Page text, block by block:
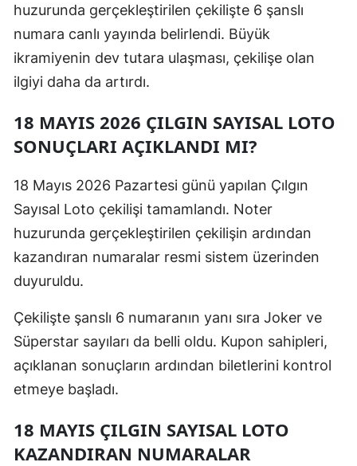
huzurunda gerçekleştirilen çekilişte 6 şanslı
numara canlı yayında belirlendi. Büyük
ikramiyenin dev tutara ulaşması, çekilişe olan
ilgiyi daha da artırdı.
18 MAYIS 2026 ÇILGIN SAYISAL LOTO
SONUÇLARI AÇIKLANDI MI?
18 Mayıs 2026 Pazartesi günü yapılan Çılgın
Sayısal Loto çekilişi tamamlandı. Noter
huzurunda gerçekleştirilen çekilişin ardından
kazandıran numaralar resmi sistem üzerinden
duyuruldu.
Çekilişte şanslı 6 numaranın yanı sıra Joker ve
Süperstar sayıları da belli oldu. Kupon sahipleri,
açıklanan sonuçların ardından biletlerini kontrol
etmeye başladı.
18 MAYIS ÇILGIN SAYISAL LOTO
KAZANDIRAN NUMARALAR